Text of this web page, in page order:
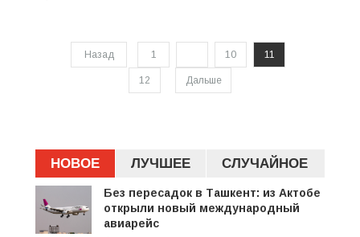
Назад 1 10 11
12 Дальше
НОВОЕ ЛУЧШЕЕ СЛУЧАЙНОЕ
Без пересадок в Ташкент: из Актобе
открыли новый международный
авиарейс